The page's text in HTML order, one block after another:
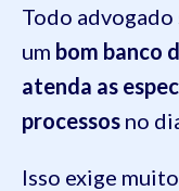
Todo
um bom banco
atenda as
processos no
Isso exige